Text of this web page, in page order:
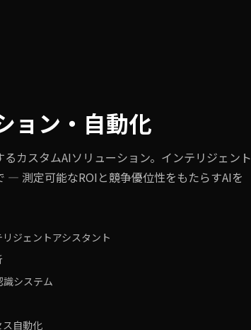
ョン・自動化
カスタムAIソリューション。インテリジェント
— 測定可能なROIと競争優位性をもたらすAIを
ジェントアシスタント
システム
自動化